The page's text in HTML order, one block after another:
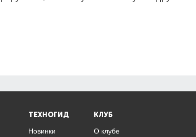
ТЕХНОГИД
Новинки
КЛУБ
О клубе